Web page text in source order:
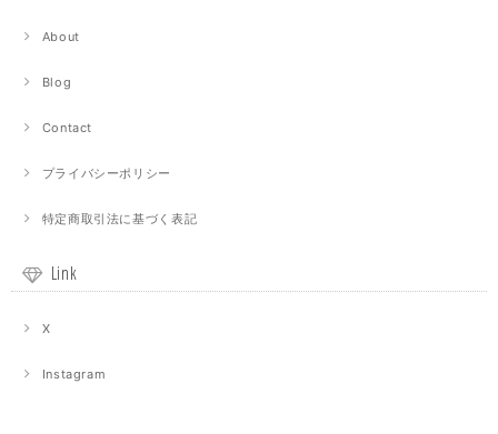
About
Blog
Contact
プライバシーポリシー
特定商取引法に基づく表記
Link
X
Instagram